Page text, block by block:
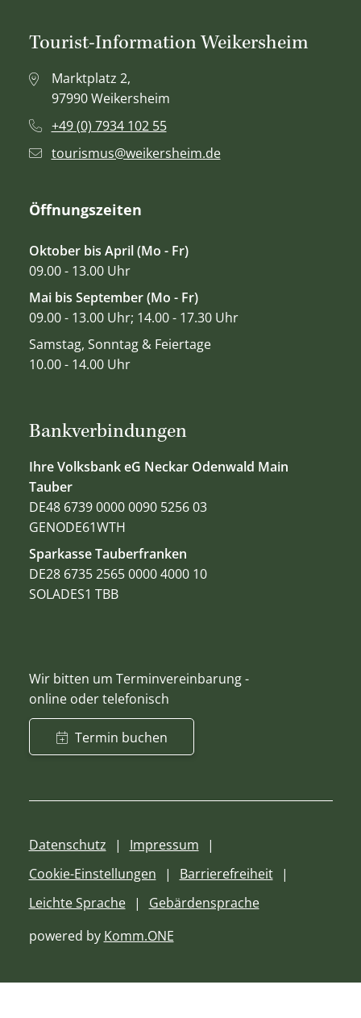
Bankverbindungen
Ihre Volksbank eG Neckar Odenwald Main
Tauber
DE48 6739 0000 0090 5256 03
GENODE61WTH
Sparkasse Tauberfranken
DE28 6735 2565 0000 4000 10
SOLADES1 TBB
Wir bitten um Terminvereinbarung -
online oder telefonisch
Termin buchen
Tourist-Information Weikersheim
Marktplatz 2,
97990 Weikersheim
+49 (0) 7934 102 55
tourismus@weikersheim.de
Öffnungszeiten
Oktober bis April (Mo - Fr)
09.00 - 13.00 Uhr
Mai bis September (Mo - Fr)
09.00 - 13.00 Uhr; 14.00 - 17.30 Uhr
Samstag, Sonntag & Feiertage
10.00 - 14.00 Uhr
Datenschutz
Impressum
Cookie-Einstellungen
Barrierefreiheit
Leichte Sprache
Gebärdensprache
powered by Komm.ONE